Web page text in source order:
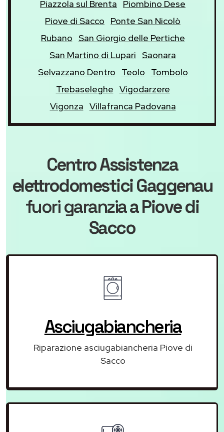
Piazzola sul Brenta
Piombino Dese
Piove di Sacco
Ponte San Nicolò
Rubano San Giorgio delle Pertiche
San Martino di Lupari Saonara
Selvazzano Dentro
Teolo
Tombolo
Trebaseleghe Vigodarzere
Vigonza Villafranca Padovana
Centro Assistenza
elettrodomestici Gaggenau
fuori garanziaa Piove di
Sacco
Asciugabiancheria
Riparazione asciugabiancheria Piove di
Sacco